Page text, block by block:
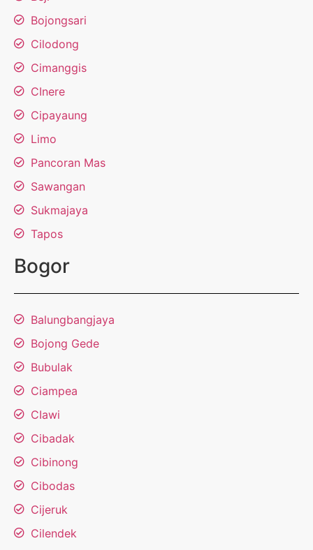
Bojongsari
Cilodong
Cimanggis
CInere
Cipayaung
Limo
Pancoran Mas
Sawangan
Sukmajaya
Tapos
Bogor
Balungbangjaya
Bojong Gede
Bubulak
Ciampea
CIawi
Cibadak
Cibinong
Cibodas
Cijeruk
Cilendek